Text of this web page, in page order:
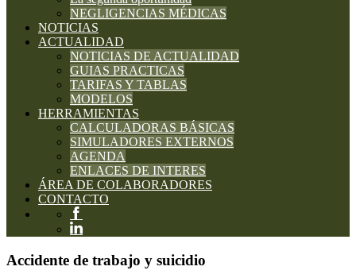
NEGLIGENCIAS MÉDICAS
NOTICIAS
ACTUALIDAD
NOTICIAS DE ACTUALIDAD
GUIAS PRACTICAS
TARIFAS Y TABLAS
MODELOS
HERRAMIENTAS
CALCULADORAS BÁSICAS
SIMULADORES EXTERNOS
AGENDA
ENLACES DE INTERES
ÁREA DE COLABORADORES
CONTACTO
Accidente de trabajo y suicidio